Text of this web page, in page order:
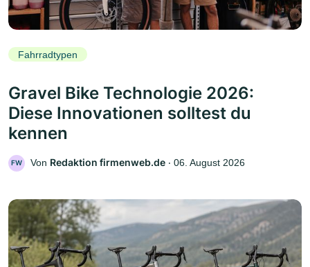
Fahrradtypen
Gravel Bike Technologie 2026:
Diese Innovationen solltest du
kennen
FW Von Redaktion firmenweb.de ‧ 06. August 2026